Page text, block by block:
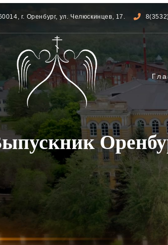
г. Оренбург, ул. Челюскинцев, 17.